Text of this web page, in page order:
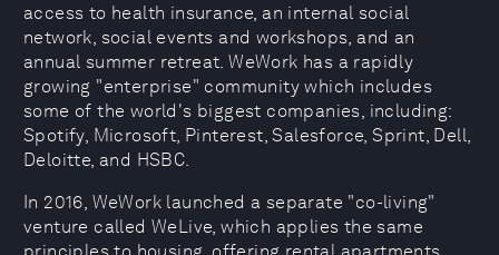
access to health insurance, an internal social
network, social events and workshops, and an
annual summer retreat. WeWork has a rapidly
growing "enterprise" community which includes
some of the world's biggest companies, including:
Spotify, Microsoft, Pinterest, Salesforce, Sprint, Dell,
Deloitte, and HSBC.
In 2016, WeWork launched a separate "co-living"
venture called WeLive, which applies the same